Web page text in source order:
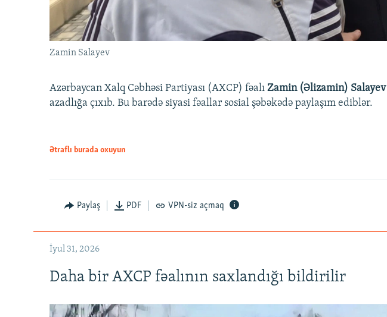
Zamin Salayev
Azərbaycan Xalq Cəbhəsi Partiyası (AXCP) fəalı Zamin (Əlizamin) Salayev
azadlığa çıxıb. Bu barədə siyasi fəallar sosial şəbəkədə paylaşım ediblər.
Ətraflı burada oxuyun
Paylaş PDF VPN-siz açmaq
İyul 31, 2026
Daha bir AXCP fəalının saxlandığı bildirilir